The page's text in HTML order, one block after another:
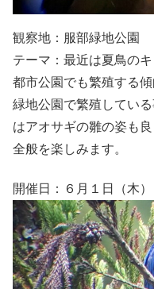
観察地：服部緑地公園
テーマ：最近は夏鳥の
都市公園でも繁殖する
緑地公園で繁殖してい
はアオサギの雛の姿も
全般を楽しみます。
開催日：６月１日（木）